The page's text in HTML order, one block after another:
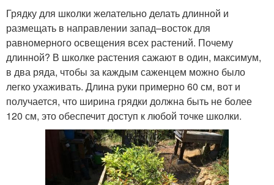
Грядку для школки желательно делать длинной и
размещать в направлении запад–восток для
равномерного освещения всех растений. Почему
длинной? В школке растения сажают в один, максимум,
в два ряда, чтобы за каждым саженцем можно было
легко ухаживать. Длина руки примерно 60 см, вот и
получается, что ширина грядки должна быть не более
120 см, это обеспечит доступ к любой точке школки.